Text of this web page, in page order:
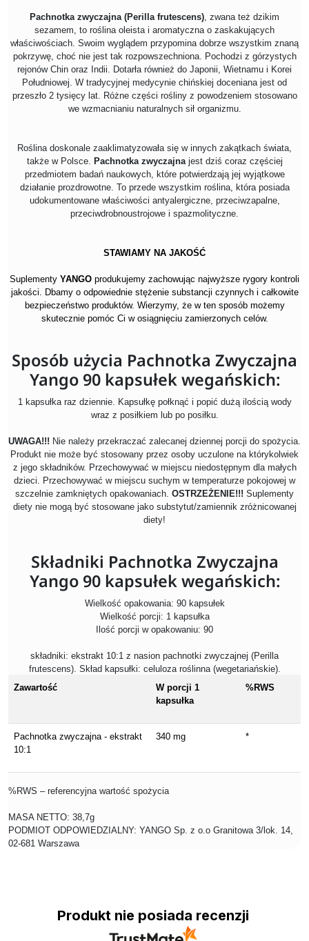
Pachnotka zwyczajna (Perilla frutescens), zwana też dzikim
sezamem, to roślina oleista i aromatyczna o zaskakujących
właściwościach. Swoim wyglądem przypomina dobrze wszystkim znaną
pokrzywę, choć nie jest tak rozpowszechniona. Pochodzi z górzystych
rejonów Chin oraz Indii. Dotarła również do Japonii, Wietnamu i Korei
Południowej. W tradycyjnej medycynie chińskiej doceniana jest od
przeszło 2 tysięcy lat. Różne części rośliny z powodzeniem stosowano
we wzmacnianiu naturalnych sił organizmu.
Roślina doskonale zaaklimatyzowała się w innych zakątkach świata,
także w Polsce. Pachnotka zwyczajnajest dziś coraz częściej
przedmiotem badań naukowych, które potwierdzają jej wyjątkowe
działanie prozdrowotne. To przede wszystkim roślina, która posiada
udokumentowane właściwości antyalergiczne, przeciwzapalne,
przeciwdrobnoustrojowe i spazmolityczne.
STAWIAMY NA JAKOŚĆ
Suplementy YANGO produkujemy zachowując najwyższe rygory kontroli
jakości. Dbamy o odpowiednie stężenie substancji czynnych i całkowite
bezpieczeństwo produktów. Wierzymy, że w ten sposób możemy
skutecznie pomóc Ci w osiągnięciu zamierzonych celów.
Sposób użycia Pachnotka Zwyczajna
Yango 90 kapsułek wegańskich:
1 kapsułka raz dziennie. Kapsułkę połknąć i popić dużą ilością wody
wraz z posiłkiem lub po posiłku.
UWAGA!!! Nie należy przekraczać zalecanej dziennej porcji do spożycia.
Produkt nie może być stosowany przez osoby uczulone na którykolwiek
z jego składników. Przechowywać w miejscu niedostępnym dla małych
dzieci. Przechowywać w miejscu suchym w temperaturze pokojowej w
szczelnie zamkniętych opakowaniach. OSTRZEŻENIE!!! Suplementy
diety nie mogą być stosowane jako substytut/zamiennik zróżnicowanej
diety!
Składniki Pachnotka Zwyczajna
Yango 90 kapsułek wegańskich:
Wielkość opakowania: 90 kapsułek
Wielkość porcji: 1 kapsułka
Ilość porcji w opakowaniu: 90
składniki: ekstrakt 10:1 z nasion pachnotki zwyczajnej (Perilla
frutescens). Skład kapsułki: celuloza roślinna (wegetariańskie).
Zawartość
W porcji 1
kapsułka
%RWS
Pachnotka zwyczajna - ekstrakt
10:1
340 mg *
%RWS – referencyjna wartość spożycia
MASA NETTO: 38,7g
PODMIOT ODPOWIEDZIALNY: YANGO Sp. z o.o Granitowa 3/lok. 14,
02-681 Warszawa
Produkt nie posiada recenzji